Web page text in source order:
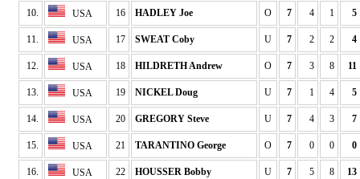
10. USA 16 HADLEY Joe O 7 4 1 5
11. USA 17 SWEAT Coby U 7 2 2 4
12. USA 18 HILDRETH Andrew O 7 3 8 11
13. USA 19 NICKEL Doug U 7 1 4 5
14. USA 20 GREGORY Steve U 7 4 3 7
15. USA 21 TARANTINO George O 7 0 0 0
16. USA 22 HOUSSER Bobby U 7 5 8 13